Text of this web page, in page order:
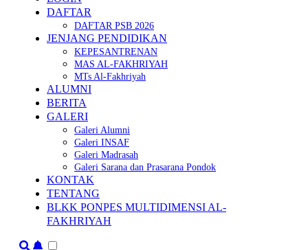
DAFTAR
DAFTAR PSB 2026
JENJANG PENDIDIKAN
KEPESANTRENAN
MAS AL-FAKHRIYAH
MTs Al-Fakhriyah
ALUMNI
BERITA
GALERI
Galeri Alumni
Galeri INSAF
Galeri Madrasah
Galeri Sarana dan Prasarana Pondok
KONTAK
TENTANG
BLKK PONPES MULTIDIMENSI AL-
FAKHRIYAH